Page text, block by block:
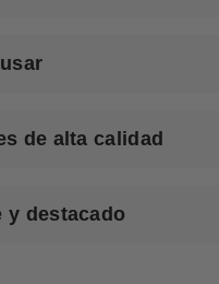
de alta calidad
y destacado